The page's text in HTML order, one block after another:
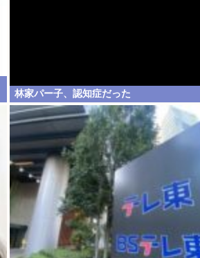
林家パー子、認知症だった